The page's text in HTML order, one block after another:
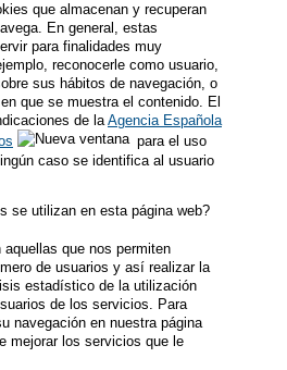
que almacenan y recuperan
En general, estas
para finalidades muy
reconocerle como usuario,
sus hábitos de navegación, o
que se muestra el contenido. El
de laAgencia Española
para el uso
caso se identifica al usuario
se utilizan en esta página web?
aquellas que nos permiten
de usuarios y así realizar la
estadístico de la utilización
de los servicios. Para
navegación en nuestra página
mejorar los servicios que le